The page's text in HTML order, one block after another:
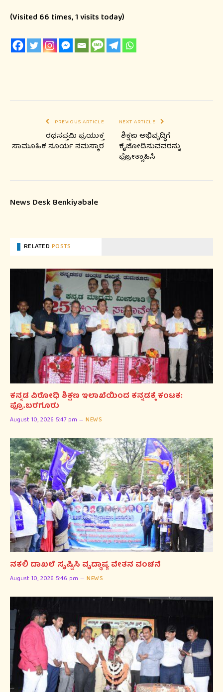
(Visited 66 times, 1 visits today)
PREVIOUS ARTICLE
ರಥಸಪ್ತಮಿ ಪ್ರಯುಕ್ತ
ಸಾಮೂಹಿಕ ಸೂರ್ಯ ನಮಸ್ಕಾರ
NEXT ARTICLE
ಶಿಕ್ಷಣ ಅಭಿವೃದ್ಧಿಗೆ
ಕೈಜೋಡಿಸುವವರನ್ನು
ಪ್ರೋತ್ಸಾಹಿಸಿ
News Desk Benkiyabale
RELATEDPOSTS
ಕನ್ನಡ ವಿರೋಧಿ ಶಿಕ್ಷಣ ಇಲಾಖೆಯಿಂದ ಕನ್ನಡಕ್ಕೆ ಕಂಟಕ:
ಪ್ರೊ.ಬರಗೂರು
August 10, 2026 5:47 pm NEWS
ನಕಲಿ ದಾಖಲೆ ಸೃಷ್ಟಿಸಿ ವೃದ್ಧಾಪ್ಯ ವೇತನ ವಂಚನೆ
August 10, 2026 5:46 pm NEWS